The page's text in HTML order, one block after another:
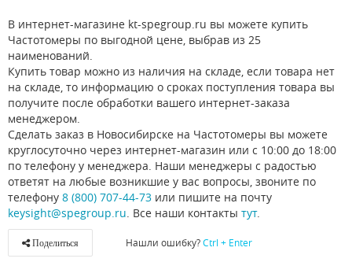
В интернет-магазине kt-spegroup.ru вы можете купить
Частотомеры по выгодной цене, выбрав из 25
наименований.
Купить товар можно из наличия на складе, если товара нет
на складе, то информацию о сроках поступления товара вы
получите после обработки вашего интернет-заказа
менеджером.
Сделать заказ в Новосибирске на Частотомеры вы можете
круглосуточно через интернет-магазин или с 10:00 до 18:00
по телефону у менеджера. Наши менеджеры с радостью
ответят на любые возникшие у вас вопросы, звоните по
телефону 8 (800) 707-44-73 или пишите на почту
keysight@spegroup.ru . Все наши контакты тут.
Поделиться Нашли ошибку?Ctrl + Enter